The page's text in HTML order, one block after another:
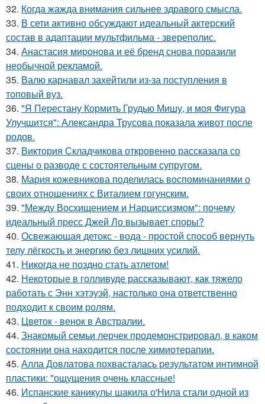
32. Когда жажда внимания сильнее здравого смысла.
33. В сети активно обсуждают идеальный актерский
состав в адаптации мультфильма - звереполис.
34. Анастасия миронова и её бренд снова поразили
необычной рекламой.
35. Валю карнавал захейтили из-за поступления в
топовый вуз.
36. "Я Перестану Кормить Грудью Мишу, и моя Фигура
Улучшится": Александра Трусова показала живот после
родов.
37. Виктория Складчикова откровенно рассказала со
сцены о разводе с состоятельным супругом.
38. Мария кожевникова поделилась воспоминаниями о
своих отношениях с Виталием гогунским.
39. "Между Восхищением и Нарциссизмом": почему
идеальный пресс Джей Ло вызывает споры?
40. Освежающая детокс - вода - простой способ вернуть
телу лёгкость и энергию без лишних усилий.
41. Никогда не поздно стать атлетом!
42. Некоторые в голливуде рассказывают, как тяжело
работать с Энн хэтэуэй, настолько она ответственно
подходит к своим ролям.
43. Цветок - венок в Австралии.
44. Знакомый семьи лерчек продемонстрировал, в каком
состоянии она находится после химиотерапии.
45. Алла Довлатова похвасталась результатом интимной
пластики: "ощущения очень классные!
46. Испанские каникулы шакила о'Нила стали одной из